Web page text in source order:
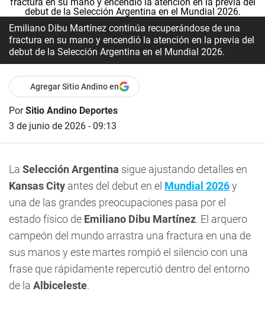
Emiliano Dibu Martínez continúa recuperándose de una
fractura en su mano y encendió la atención en la previa del
debut de la Selección Argentina en el Mundial 2026.
Agregar Sitio Andino en
PorSitio Andino Deportes
3 de junio de 2026 - 09:13
La Selección Argentina sigue ajustando detalles en
Kansas City antes del debut en el Mundial 2026y
una de las grandes preocupaciones pasa por el
estado físico de Emiliano Dibu Martínez. El arquero
campeón del mundo arrastra una fractura en una de
sus manos y este martes rompió el silencio con una
frase que rápidamente repercutió dentro del entorno
de la Albiceleste.